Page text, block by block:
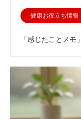
健康お役立ち情報
「感じたことメモ